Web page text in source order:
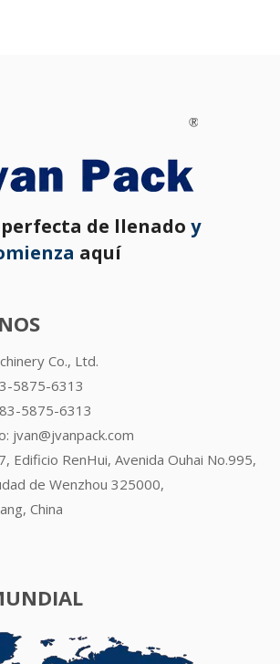
de llenado y
aquí
Co., Ltd.
5875-6313
5875-6313
jvan@jvanpack.com
Edificio RenHui, Avenida Ouhai No.995,
de Wenzhou 325000,
China